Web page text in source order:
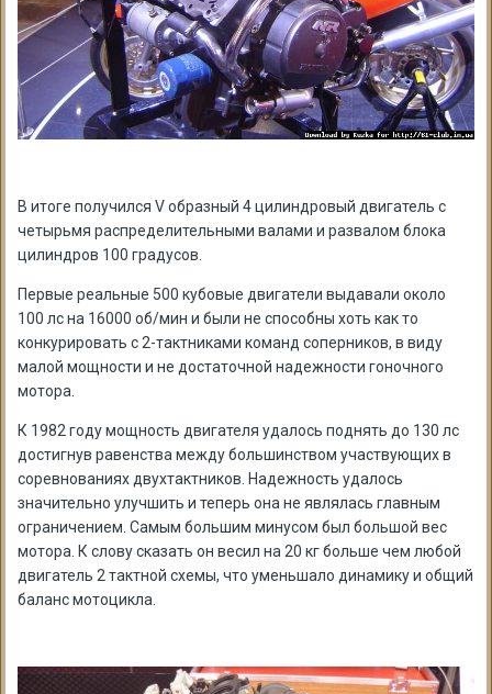
В итоге получился V образный 4 цилиндровый двигатель с
четырьмя распределительными валами и развалом блока
цилиндров 100 градусов.
Первые реальные 500 кубовые двигатели выдавали около
100 лс на 16000 об/мин и были не способны хоть как то
конкурировать с 2-тактниками команд соперников, в виду
малой мощности и не достаточной надежности гоночного
мотора.
К 1982 году мощность двигателя удалось поднять до 130 лс
достигнув равенства между большинством участвующих в
соревнованиях двухтактников. Надежность удалось
значительно улучшить и теперь она не являлась главным
ограничением. Самым большим минусом был большой вес
мотора. К слову сказать он весил на 20 кг больше чем любой
двигатель 2 тактной схемы, что уменьшало динамику и общий
баланс мотоцикла.